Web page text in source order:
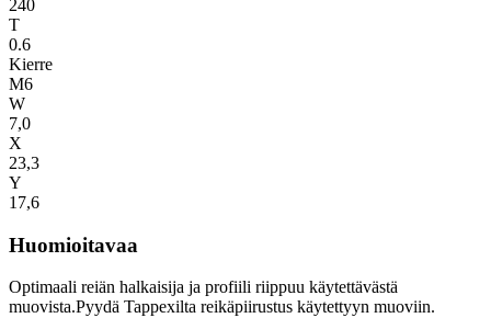
240
T
0.6
Kierre
M6
W
7,0
X
23,3
Y
17,6
Huomioitavaa
Optimaali reiän halkaisija ja profiili riippuu käytettävästä
muovista.Pyydä Tappexilta reikäpiirustus käytettyyn muoviin.